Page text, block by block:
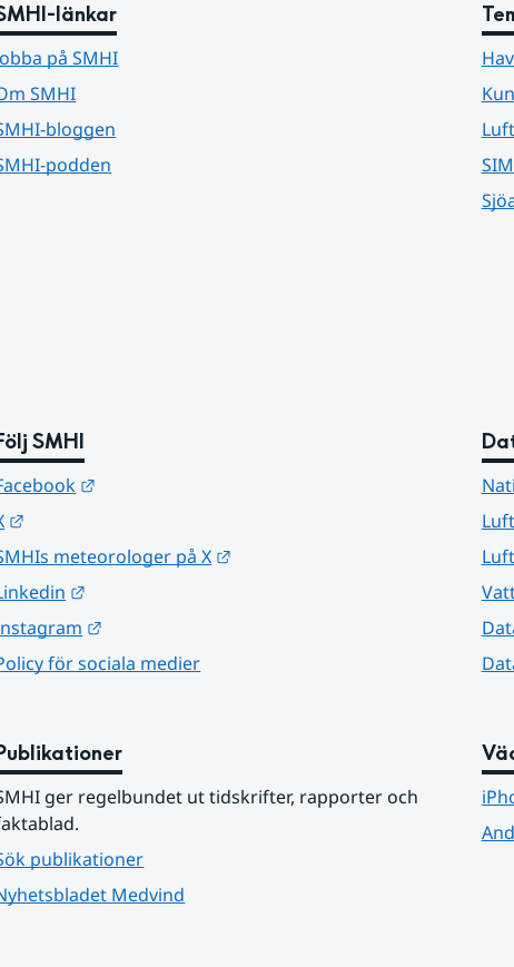
länkar
på SMHI
SMHI
bloggen
podden
SMHI
meteorologer på X
för sociala medier
ger regelbundet ut tidskrifter, rapporter och
publikationer
Medvind